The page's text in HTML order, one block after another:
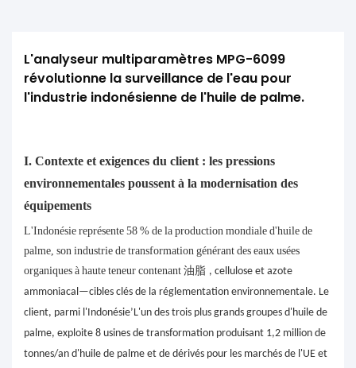
L'analyseur multiparamètres MPG-6099
révolutionne la surveillance de l'eau pour
l'industrie indonésienne de l'huile de palme.
I. Contexte et exigences du client : les pressions
environnementales poussent à la modernisation des
équipements
L'Indonésie représente 58 % de la production mondiale d'huile de
palme, son industrie de transformation générant des eaux usées
organiques à haute teneur contenant 油脂 , cellulose et azote
ammoniacal—cibles clés de la réglementation environnementale. Le
client, parmi l'Indonésie’L'un des trois plus grands groupes d'huile de
palme, exploite 8 usines de transformation produisant 1,2 million de
tonnes/an d'huile de palme et de dérivés pour les marchés de l'UE et